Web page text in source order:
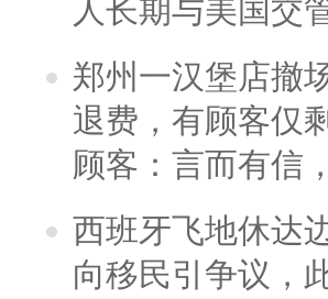
人长期与美国交
郑州一汉堡店撤
退费，有顾客仅
顾客：言而有信
西班牙飞地休达
向移民引争议，